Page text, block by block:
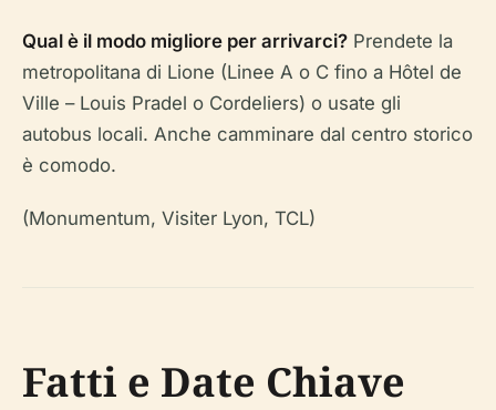
Qual è il modo migliore per arrivarci? Prendete la
metropolitana di Lione (Linee A o C fino a Hôtel de
Ville – Louis Pradel o Cordeliers) o usate gli
autobus locali. Anche camminare dal centro storico
è comodo.
(Monumentum, Visiter Lyon, TCL)
Fatti e Date Chiave